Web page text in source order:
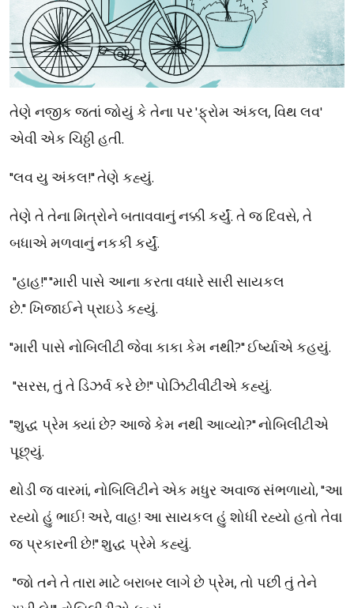
તેણે નજીક જતાં જોયું કે તેના પર 'ફ્રોમ અંકલ, વિથ લવ'
એવી એક ચિઠ્ઠી હતી.
"લવ યુ અંકલ!" તેણે કહ્યું.
તેણે તે તેના મિત્રોને બતાવવાનું નક્કી કર્યું. તે જ દિવસે, તે
બધાએ મળવાનું નકકી કર્યું.
"હાહ!" "મારી પાસે આના કરતા વધારે સારી સાયકલ
છે."ખિજાઈને પ્રાઇડેકહ્યું.
"મારી પાસે નોબિલીટી જેવા કાકા કેમ નથી?" ઈર્ષ્યાએ કહયું.
"સરસ, તું તે ડિઝર્વ કરે છે!" પોઝિટીવીટીએ કહ્યું.
"શુદ્ધ પ્રેમ ક્યાં છે? આજે કેમ નથી આવ્યો?" નોબિલીટીએ
પૂછ્યું.
થોડી જ વારમાં, નોબિલિટીને એક મધુર અવાજ સંભળાયો, "આ
રહ્યો હું ભાઈ! અરે, વાહ! આ સાયકલ હું શોધી રહ્યો હતો તેવા
જ પ્રકારની છે!" શુદ્ધ પ્રેમે કહ્યું.
"જો તને તે તારા માટે બરાબર લાગે છે પ્રેમ, તો પછી તું તેને